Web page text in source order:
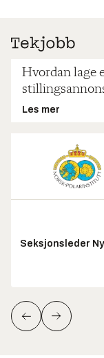
Hvordan lage
Les mer
Seksjonsleder